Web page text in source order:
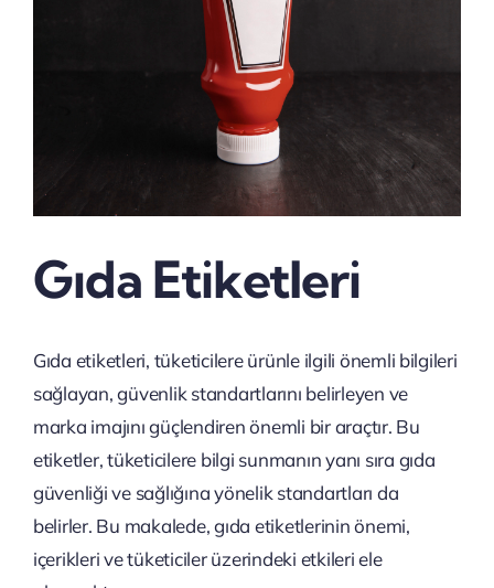
Gıda Etiketleri
Gıda etiketleri, tüketicilere ürünle ilgili önemli bilgileri
sağlayan, güvenlik standartlarını belirleyen ve
marka imajını güçlendiren önemli bir araçtır. Bu
etiketler, tüketicilere bilgi sunmanın yanı sıra gıda
güvenliği ve sağlığına yönelik standartları da
belirler. Bu makalede, gıda etiketlerinin önemi,
içerikleri ve tüketiciler üzerindeki etkileri ele